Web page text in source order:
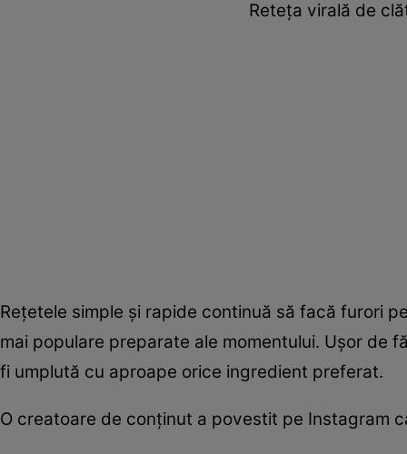
Reteța virală de
Rețetele simple și rapide continuă să facă furori
mai populare preparate ale momentului. Ușor de
fi umplută cu aproape orice ingredient preferat.
O creatoare de conținut a povestit pe Instagram